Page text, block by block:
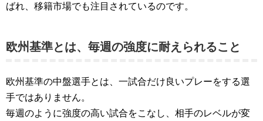
ばれ、移籍市場でも注目されているのです。
欧州基準とは、毎週の強度に耐えられること
欧州基準の中盤選手とは、一試合だけ良いプレーをする選
手ではありません。
毎週のように強度の高い試合をこなし、相手のレベルが変